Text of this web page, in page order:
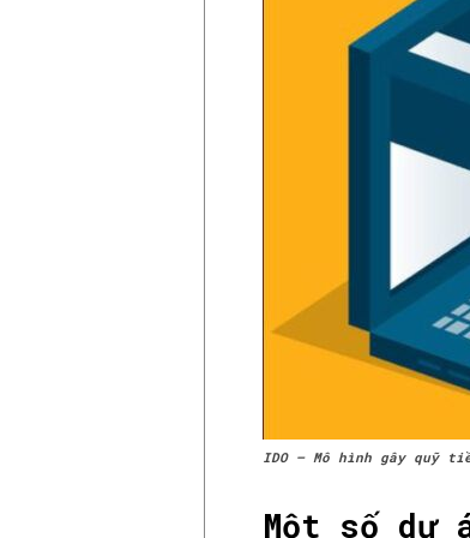
IDO – Mô hình gây quỹ
Một số dự